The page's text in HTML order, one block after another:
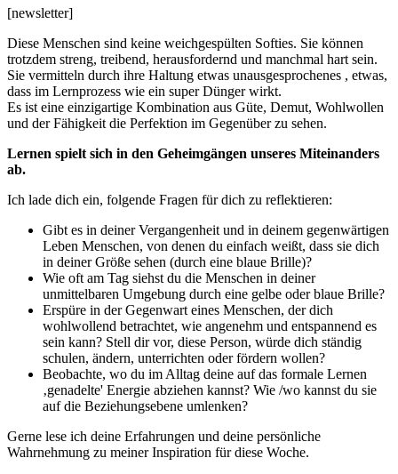
[newsletter]
Diese Menschen sind keine weichgespülten Softies. Sie können
trotzdem streng, treibend, herausfordernd und manchmal hart sein.
Sie vermitteln durch ihre Haltung etwas unausgesprochenes , etwas,
dass im Lernprozess wie ein super Dünger wirkt.
Es ist eine einzigartige Kombination aus Güte, Demut, Wohlwollen
und der Fähigkeit die Perfektion im Gegenüber zu sehen.
Lernen spielt sich in den Geheimgängen unseres Miteinanders
ab.
Ich lade dich ein, folgende Fragen für dich zu reflektieren:
Gibt es in deiner Vergangenheit und in deinem gegenwärtigen
Leben Menschen, von denen du einfach weißt, dass sie dich
in deiner Größe sehen (durch eine blaue Brille)?
Wie oft am Tag siehst du die Menschen in deiner
unmittelbaren Umgebung durch eine gelbe oder blaue Brille?
Erspüre in der Gegenwart eines Menschen, der dich
wohlwollend betrachtet, wie angenehm und entspannend es
sein kann? Stell dir vor, diese Person, würde dich ständig
schulen, ändern, unterrichten oder fördern wollen?
Beobachte, wo du im Alltag deine auf das formale Lernen
‚genadelte' Energie abziehen kannst? Wie /wo kannst du sie
auf die Beziehungsebene umlenken?
Gerne lese ich deine Erfahrungen und deine persönliche
Wahrnehmung zu meiner Inspiration für diese Woche.